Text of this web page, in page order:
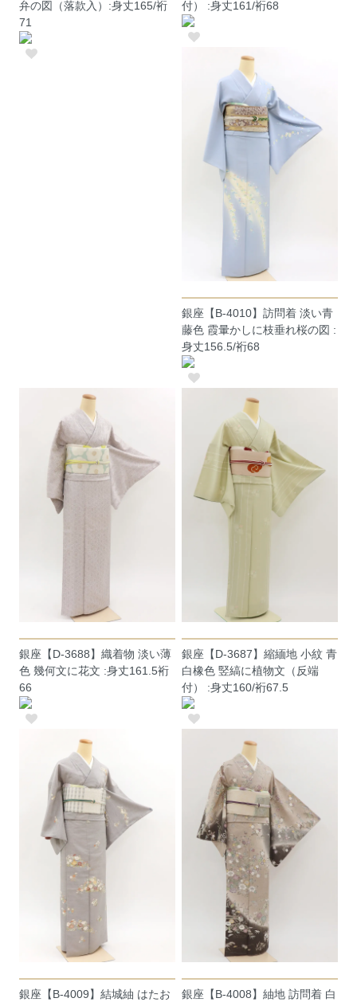
弁の図（落款入）:身丈165/裄
71
付） :身丈161/裄68
銀座【B-4010】訪問着 淡い青
藤色 霞暈かしに枝垂れ桜の図 :
身丈156.5/裄68
銀座【D-3688】織着物 淡い薄
色 幾何文に花文 :身丈161.5裄
66
銀座【D-3687】縮緬地 小紋 青
白橡色 竪縞に植物文（反端
付） :身丈160/裄67.5
銀座【B-4009】結城紬 はたお
銀座【B-4008】紬地 訪問着 白